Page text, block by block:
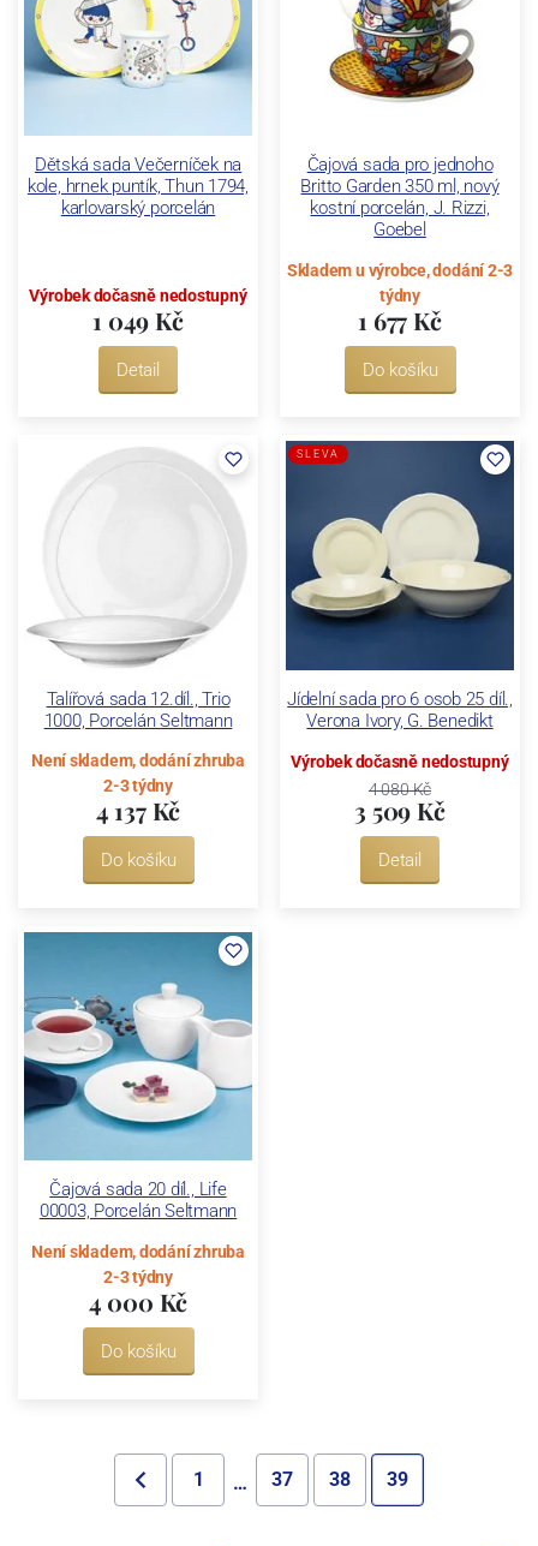
Dětská sada Večerníček na
kole, hrnek puntík, Thun 1794,
karlovarský porcelán
Výrobek dočasně nedostupný
1 049 Kč
Detail
Čajová sada pro jednoho
Britto Garden 350 ml, nový
kostní porcelán, J. Rizzi,
Goebel
Skladem u výrobce, dodání 2-3
týdny
1 677 Kč
Do košíku
Talířová sada 12.díl., Trio
1000, Porcelán Seltmann
Není skladem, dodání zhruba
2-3 týdny
4 137 Kč
Do košíku
Jídelní sada pro 6 osob 25 díl.,
Verona Ivory, G. Benedikt
SLEVA
Výrobek dočasně nedostupný
4 080 Kč
3 509 Kč
Detail
Čajová sada 20 díl., Life
00003, Porcelán Seltmann
Není skladem, dodání zhruba
2-3 týdny
4 000 Kč
Do košíku
1 … 37 38 39